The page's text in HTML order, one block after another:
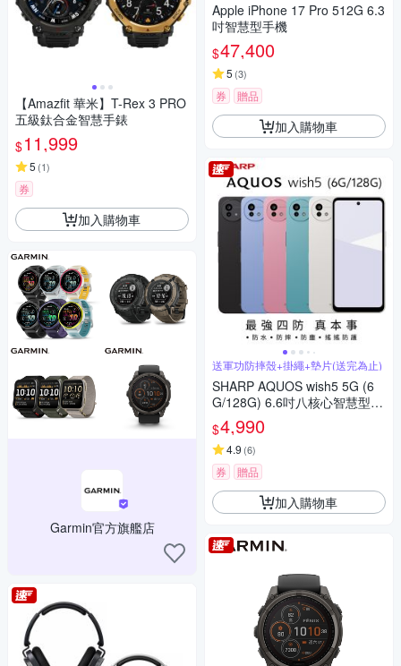
【Amazfit 華米】T-Rex 3 PRO
五級鈦合金智慧手錶
$11,999
5 (1)
券
加入購物車
Garmin官方旗艦店
Apple iPhone 17 Pro 512G 6.3
吋智慧型手機
$47,400
5 (3)
券 贈品
加入購物車
送軍功防摔殼+掛繩+墊片(送完為止)
SHARP AQUOS wish5 5G (6
G/128G) 6.6吋八核心智慧型手
$4,990
4.9 (6)
券 贈品
加入購物車